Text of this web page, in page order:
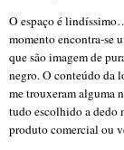
O espaço é
momento encontra-se
que são imagem de
negro. O conteúdo da
me trouxeram alguma
tudo escolhido a dedo
produto comercial ou